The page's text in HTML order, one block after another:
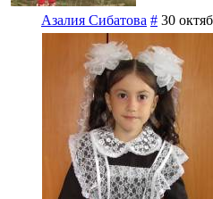
Азалия Сибатова # 30